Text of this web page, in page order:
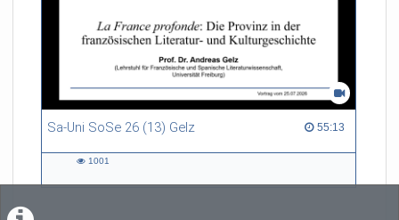
Sa-Uni SoSe 26 (13) Gelz 55:13
55:13 duration
1001